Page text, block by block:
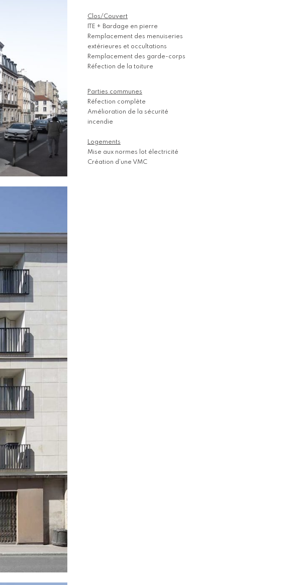
Clos/Couvert
ITE + Bardage en pierre
Remplacement des menuiseries
extérieures et occultations
Remplacement des garde-corps
Réfection de la toiture
Parties communes
Réfection complète
Amélioration de la sécurité
incendie
Logements
Mise aux normes lot électricité
Création d’une VMC